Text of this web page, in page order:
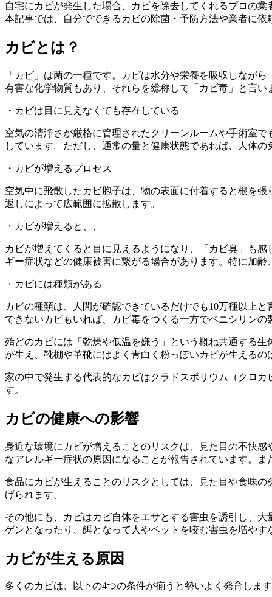
自宅にカビが発生した場合、カビを除去してくれるプロの
本記事では、自分でできるカビの除菌・予防方法や業者に
カビとは？
「カビ」は菌の一種です。カビは水分や栄養を吸収しなが
有害な化学物質もあり、それらを総称して「カビ毒」と言い
・カビは目に見えなくても存在している
空気の清浄さが厳格に管理されたクリーンルームや手術室
しています。ただし、通常の量と健康状態であれば、人体
・カビが増えるプロセス
空気中に飛散したカビ胞子は、物の表面に付着すると根を
返しによって広範囲に拡散します。
・カビが増えると、、
カビが増えてくると目に見えるようになり、「カビ臭」も
ギー症状などの健康被害に繋がる場合があります。特に加
・カビには種類がある
カビの種類は、人間が確認できているだけでも10万種以上
できないカビもいれば、カビ毒をつくる一方でペニシリン
殆どのカビには「乾燥や低温を嫌う」という概ね共通する
が生え、靴棚や革靴にはよく青白く粉っぽいカビが生える
家の中で発生する代表的なカビはクラドスポリウム（クロ
す。
カビの健康への影響
身近な環境にカビが増えることのリスクは、見た目の不快
なアレルギー症状の原因になることが報告されています。
食品にカビが生えることのリスクとしては、見た目や食味
げられます。
その他にも、カビはカビ自体をエサとする害虫を誘引し、
ゲンとなったり、餌となって人やペットを咬む害虫を増やす
カビが生える原因
多くのカビは、以下の4つの条件が揃うと勢いよく発育しま